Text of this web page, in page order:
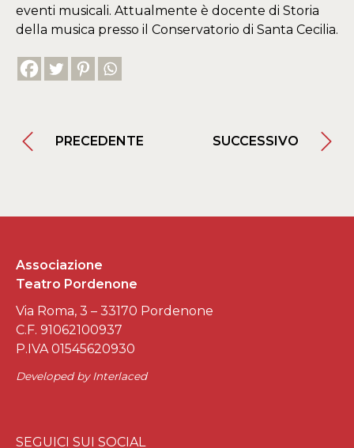
eventi musicali. Attualmente è docente di Storia
della musica presso il Conservatorio di Santa Cecilia.
PRECEDENTE SUCCESSIVO
Associazione
Teatro Pordenone
Via Roma, 3 – 33170 Pordenone
C.F. 91062100937
P.IVA 01545620930
Developed by Interlaced
SEGUICI SUI SOCIAL